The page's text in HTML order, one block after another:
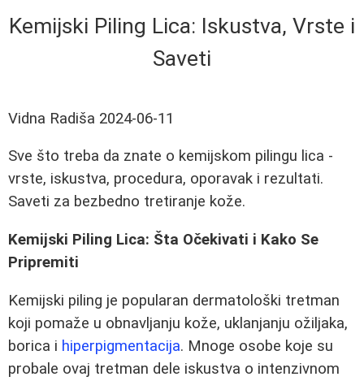
Kemijski Piling Lica: Iskustva, Vrste i
Saveti
Vidna Radiša 2024-06-11
Sve što treba da znate o kemijskom pilingu lica -
vrste, iskustva, procedura, oporavak i rezultati.
Saveti za bezbedno tretiranje kože.
Kemijski Piling Lica: Šta Očekivati i Kako Se
Pripremiti
Kemijski piling je popularan dermatološki tretman
koji pomaže u obnavljanju kože, uklanjanju ožiljaka,
borica i hiperpigmentacija. Mnoge osobe koje su
probale ovaj tretman dele iskustva o intenzivnom